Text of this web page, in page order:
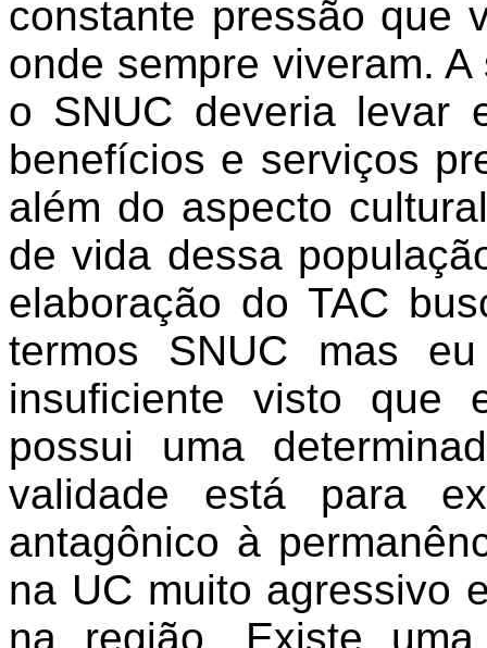
constante pressão que
onde sempre viveram.
o SNUC deveria levar
benefícios e serviços
além do aspecto
de vida dessa
elaboração do TAC
termos SNUC mas
insuficiente visto que
possui uma
validade está para
antagônico à
na UC muito agressivo
na região. Existe